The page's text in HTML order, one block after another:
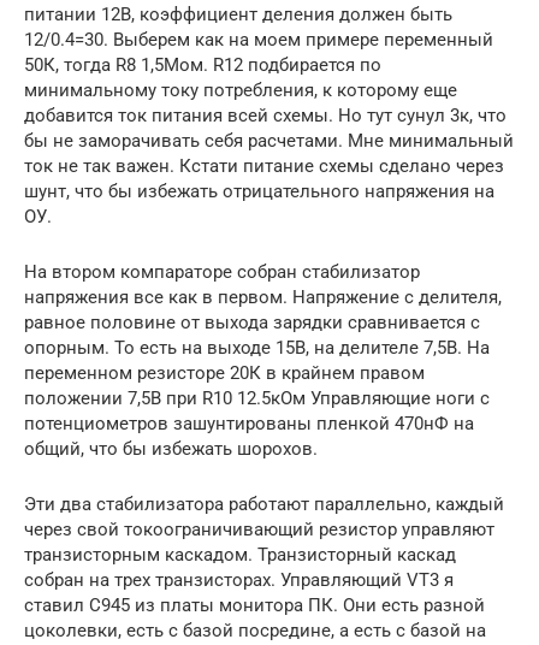
питании 12В, коэффициент деления должен быть
12/0.4=30. Выберем как на моем примере переменный
50К, тогда R8 1,5Мом. R12 подбирается по
минимальному току потребления, к которому еще
добавится ток питания всей схемы. Но тут сунул 3к, что
бы не заморачивать себя расчетами. Мне минимальный
ток не так важен. Кстати питание схемы сделано через
шунт, что бы избежать отрицательного напряжения на
ОУ.
На втором компараторе собран стабилизатор
напряжения все как в первом. Напряжение с делителя,
равное половине от выхода зарядки сравнивается с
опорным. То есть на выходе 15В, на делителе 7,5В. На
переменном резисторе 20К в крайнем правом
положении 7,5В при R10 12.5кОм Управляющие ноги с
потенциометров зашунтированы пленкой 470нФ на
общий, что бы избежать шорохов.
Эти два стабилизатора работают параллельно, каждый
через свой токоограничивающий резистор управляют
транзисторным каскадом. Транзисторный каскад
собран на трех транзисторах. Управляющий VT3 я
ставил C945 из платы монитора ПК. Они есть разной
цоколевки, есть с базой посредине, а есть с базой на